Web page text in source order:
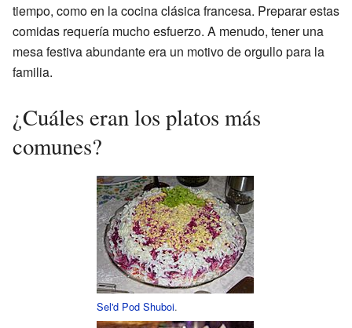
tiempo, como en la cocina clásica francesa. Preparar estas
comidas requería mucho esfuerzo. A menudo, tener una
mesa festiva abundante era un motivo de orgullo para la
familia.
¿Cuáles eran los platos más
comunes?
Sel'd Pod Shuboi.